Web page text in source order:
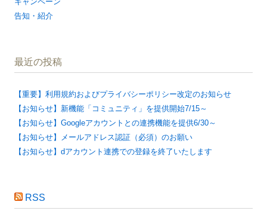
告知・紹介
最近の投稿
【重要】利用規約およびプライバシーポリシー改定のお知らせ
【お知らせ】新機能「コミュニティ」を提供開始7/15～
【お知らせ】Googleアカウントとの連携機能を提供6/30～
【お知らせ】メールアドレス認証（必須）のお願い
【お知らせ】dアカウント連携での登録を終了いたします
RSS